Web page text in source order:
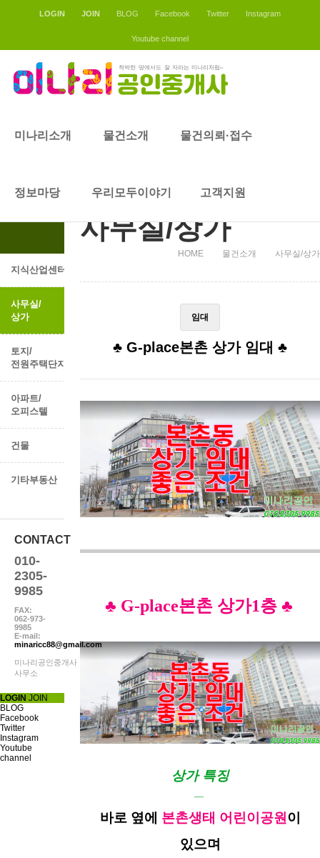
LOGIN JOIN BLOG Facebook Twitter Instagram
Youtube channel
미나리소개 물건소개 물건의뢰·접수
정보마당 우리모두이야기 고객지원
물건소개
사무실/상가
HOME 물건소개 사무실/상가
임대
♣ G-place본촌 상가 임대 ​♣
♣ G-place본촌 상가1층 ♣
상가 특징
—
바로 옆에 본촌생태 어린이공원이
있으며
지식산업센터
사무실/
상가
토지/
전원주택단지
아파트/
오피스텔
건물
기타부동산
CONTACT
010-
2305-
9985
FAX:
062-973-
9985
E-mail:
minaricc88@gmail.com
미나리공인중개사
사무소
LOGIN JOIN
BLOG
Facebook
Twitter
Instagram
Youtube
channel